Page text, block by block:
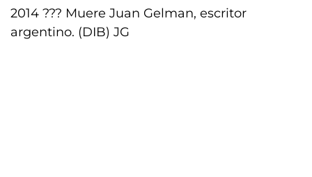
2014 ??? Muere Juan Gelman, escritor
argentino. (DIB) JG